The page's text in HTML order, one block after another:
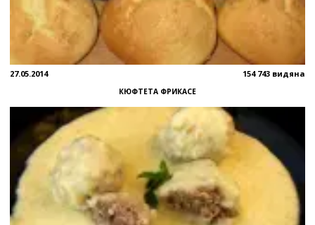
27.05.2014 154 743 видяна
КЮФТЕТА ФРИКАСЕ